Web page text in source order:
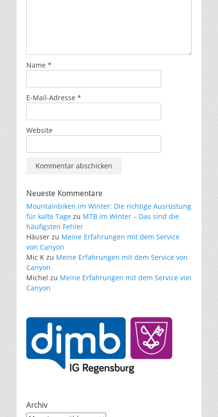
Name *
E-Mail-Adresse *
Website
Neueste Kommentare
Mountainbiken im Winter: Die richtige Ausrüstung
für kalte Tage zu MTB im Winter – Das sind die
häufigsten Fehler
Häuser zu Meine Erfahrungen mit dem Service
von Canyon
Mic K zu Meine Erfahrungen mit dem Service von
Canyon
Michel zu Meine Erfahrungen mit dem Service von
Canyon
Archiv